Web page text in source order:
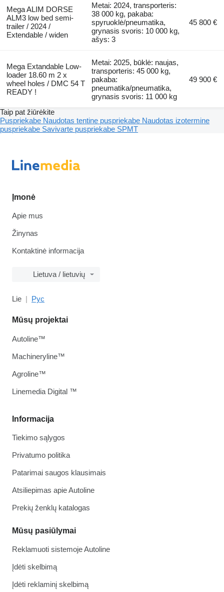
Mega ALIM DORSE
ALM3 low bed semi-
trailer / 2024 /
Extendable / widen
Metai: 2024, transporteris:
38 000 kg, pakaba:
spyruoklė/pneumatika,
grynasis svoris: 10 000 kg,
ašys: 3
45 800 €
Mega Extandable Low-
loader 18.60 m 2 x
wheel holes / DMC 54 T
READY !
Metai: 2025, būklė: naujas,
transporteris: 45 000 kg,
pakaba:
pneumatika/pneumatika,
grynasis svoris: 11 000 kg
49 900 €
Taip pat žiūrėkite
Puspriekabe Naudotas tentine puspriekabe Naudotas izotermine
puspriekabe Savivarte puspriekabe SPMT
Įmonė
Apie mus
Žinynas
Kontaktinė informacija
Lietuva / lietuvių
Lie Рус
Informacija
Tiekimo sąlygos
Privatumo politika
Patarimai saugos klausimais
Atsiliepimas apie Autoline
Prekių ženklų katalogas
Mūsų pasiūlymai
Reklamuoti sistemoje Autoline
Įdėti skelbimą
Įdėti reklaminį skelbimą
Mūsų projektai
Autoline™
Machineryline™
Agroline™
Linemedia Digital ™